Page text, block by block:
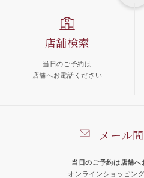
メール
当日のご予約は店舗へ
オンラインショッピン
店舗検索
当日のご予約は
店舗へお電話ください